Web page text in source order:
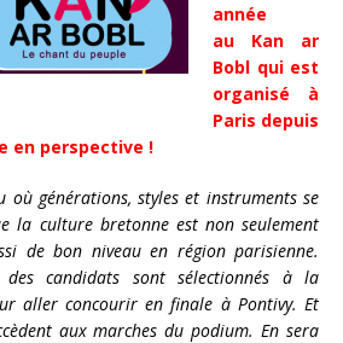
année
au Kan ar
Bobl qui est
organisé à
Paris depuis
en perspective !
où générations, styles et instruments se
la culture bretonne est non seulement
de bon niveau en région parisienne.
des candidats sont sélectionnés à la
aller concourir en finale à Pontivy. Et
aux marches du podium. En sera